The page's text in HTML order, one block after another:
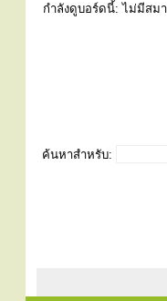
กำลังดูบอร์ดนี้: ไม่มีสม
ค้นหาสำหรับ: